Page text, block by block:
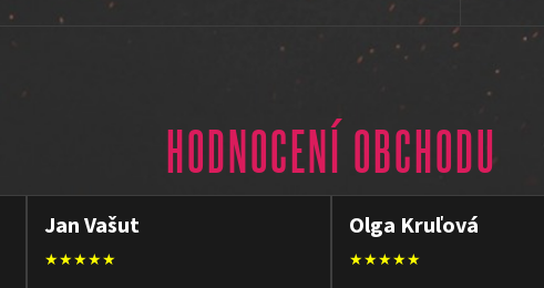
HODNOCENÍ OBCHODU
Jan Vašut
★★★★★
Olga Kruľová
★★★★★